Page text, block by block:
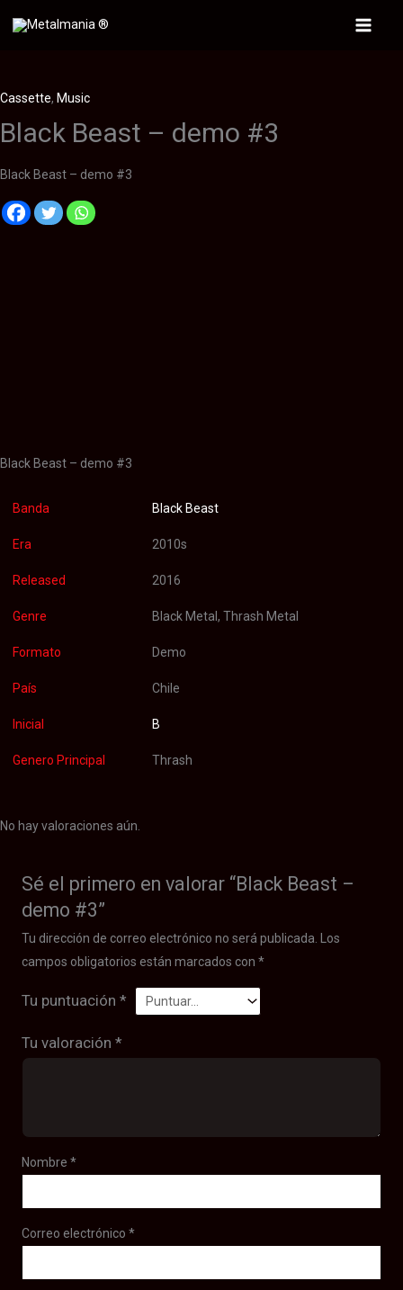
Main
Cassette, Music
Black Beast – demo #3
Black Beast – demo #3
Black Beast – demo #3
Banda Black Beast
Era 2010s
Released 2016
Genre Black Metal, Thrash Metal
Formato Demo
País Chile
Inicial B
Genero Principal Thrash
No hay valoraciones aún.
Sé el primero en valorar “Black Beast –
demo #3”
Tu dirección de correo electrónico no será publicada.
Los
campos obligatorios están marcados con*
Tu puntuación*
Tu valoración*
Nombre*
Correo electrónico*